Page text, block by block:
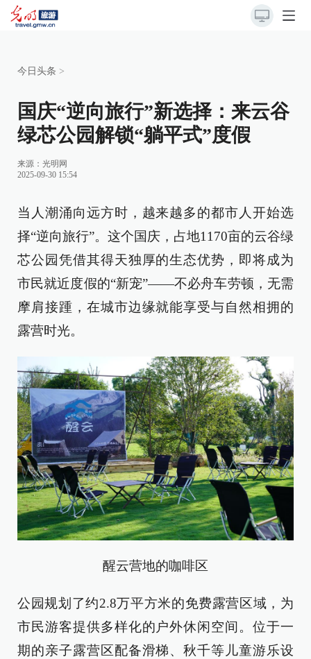
今日头条 >
国庆“逆向旅行”新选择：来云谷
绿芯公园解锁“躺平式”度假
来源： 光明网
2025-09-30 15:54
当人潮涌向远方时，越来越多的都市人开始选
择“逆向旅行”。这个国庆，占地1170亩的云谷绿
芯公园凭借其得天独厚的生态优势，即将成为
市民就近度假的“新宠”——不必舟车劳顿，无需
摩肩接踵，在城市边缘就能享受与自然相拥的
露营时光。
醒云营地的咖啡区
公园规划了约2.8万平方米的免费露营区域，为
市民游客提供多样化的户外休闲空间。位于一
期的亲子露营区配备滑梯、秋千等儿童游乐设